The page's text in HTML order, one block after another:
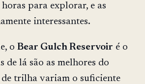
para explorar, e as
interessantes.
o Bear Gulch Reservoir é o
de lá são as melhores do
de trilha variam o suficiente